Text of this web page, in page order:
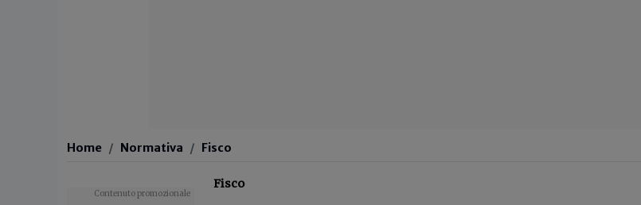
Home Normativa Fisco
Fisco